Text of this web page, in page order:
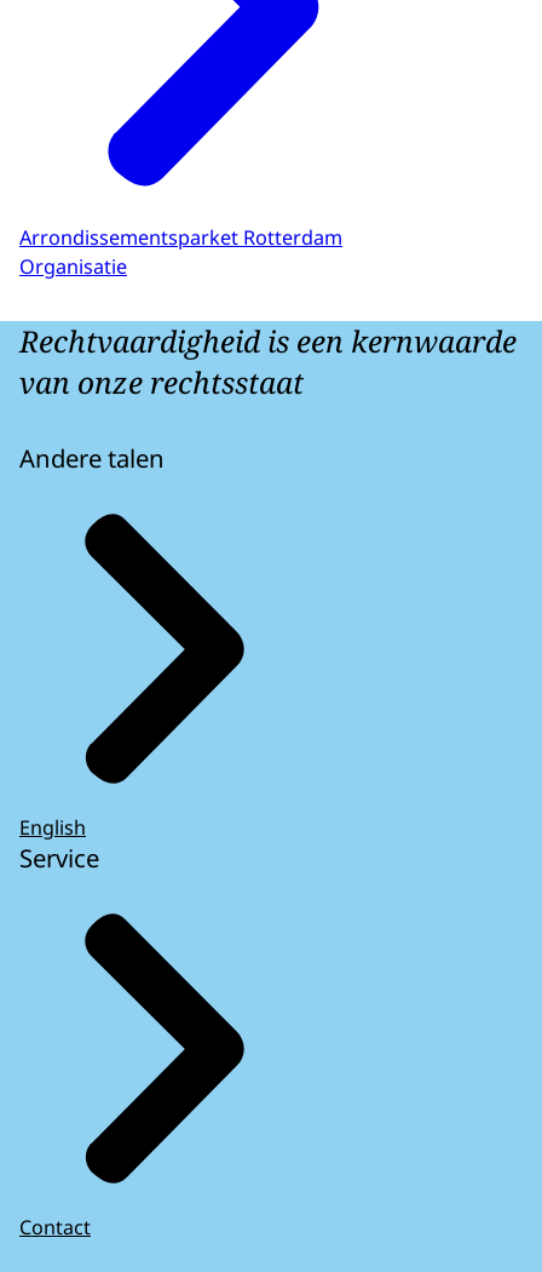
Arrondissementsparket Rotterdam
Organisatie
Rechtvaardigheid is een kernwaarde
van onze rechtsstaat
Andere talen
English
Service
Contact